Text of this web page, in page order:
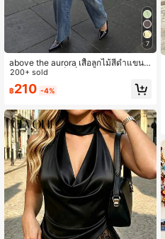
7
above the aurora เสื้อลูกไม้สีดำแขนกุ
ดไม่สมมาตร เซ็กซี่และหรูหราสำหรับผู้
หญิง คอลเลกชันใหม่ฤดูใบไม้ผลิ/ฤดูร้อ
น 2026 สไตล์ลำลอง โคเคต
200+ sold
฿210 -4%